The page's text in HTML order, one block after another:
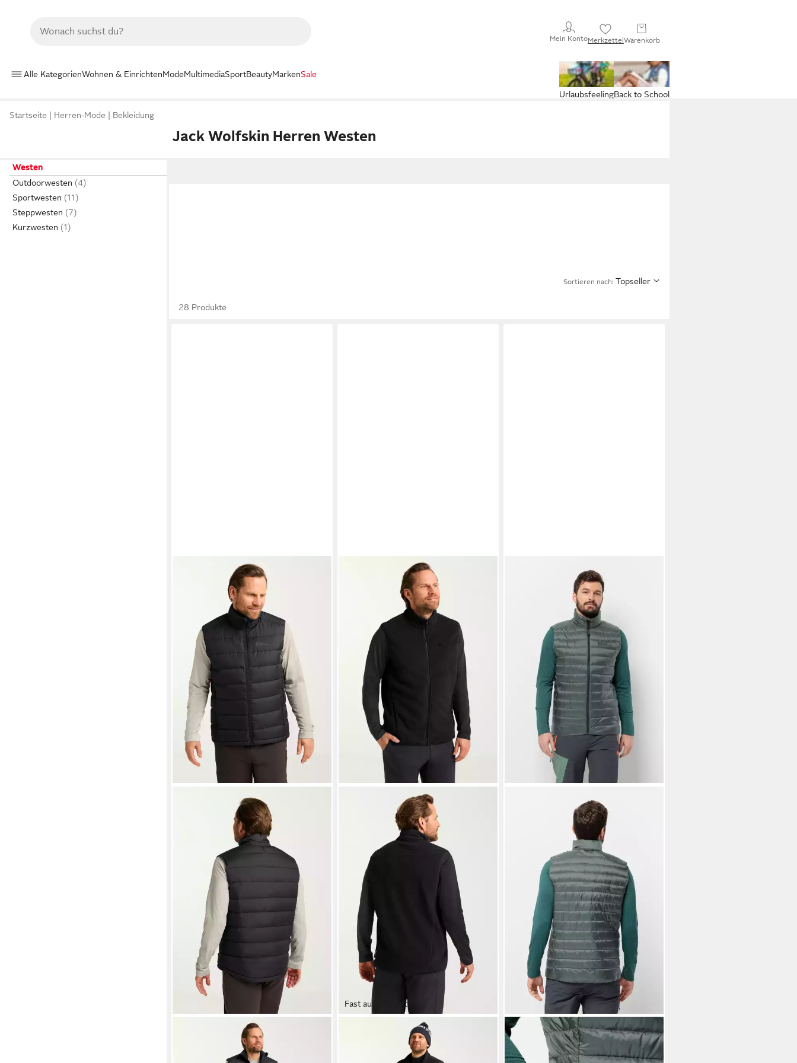
Mein KontoMerkzettelWarenkorb
Alle KategorienWohnen & EinrichtenModeMultimediaSportBeautyMarkenSale
Back to School
Urlaubsfeeling
Startseite Herren-Mode Bekleidung
Jack Wolfskin Herren Westen
Westen
Outdoorwesten
Sportwesten
Steppwesten
Kurzwesten
Sortieren nach: Topseller
28 Produkte
Daunenweste ATHER DOWN VEST M
Fast ausverkauft
Fleeceweste WALDSTEIG FZ VEST M
100,00 €
JACK WOLFSKIN
Daunenweste PILVI DOWN VEST M
67,99 € UVP129,95 €